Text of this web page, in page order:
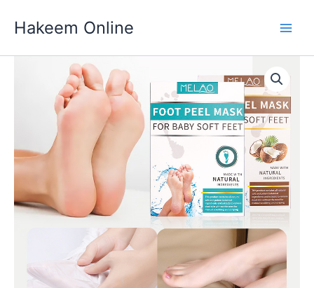
Hakeem Online